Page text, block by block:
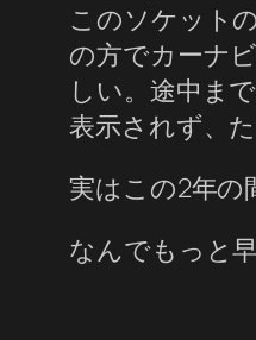
このソケット
の方でカーナ
しい。途中ま
表示されず、
実はこの2年の
なんでもっと